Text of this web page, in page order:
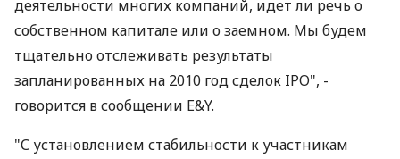
деятельности многих компаний, идет ли речь о
собственном капитале или о заемном. Мы будем
тщательно отслеживать результаты
запланированных на 2010 год сделок IPO", -
говорится в сообщении E&Y.
"С установлением стабильности к участникам